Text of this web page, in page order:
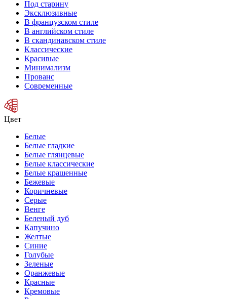
Под старину
Эксклюзивные
В французском стиле
В английском стиле
В скандинавском стиле
Классические
Красивые
Минимализм
Прованс
Современные
Цвет
Белые
Белые гладкие
Белые глянцевые
Белые классические
Белые крашенные
Бежевые
Коричневые
Серые
Венге
Беленый дуб
Капучино
Желтые
Синие
Голубые
Зеленые
Оранжевые
Красные
Кремовые